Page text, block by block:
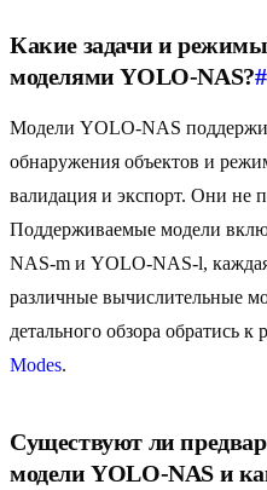
Какие задачи и
моделями YOLO-NAS?#
Модели YOLO-NAS
обнаружения объектов и
валидация и экспорт. Они не
Поддерживаемые модели
NAS-m и YOLO-NAS-l,
различные вычислительные
детального обзора обратись к
Modes.
Существуют ли
модели YOLO-NAS и